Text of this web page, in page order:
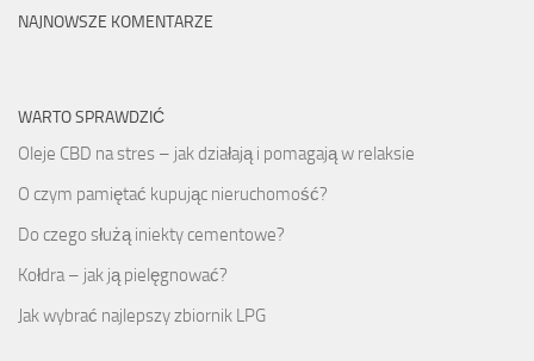
NAJNOWSZE KOMENTARZE
WARTO SPRAWDZIĆ
Oleje CBD na stres – jak działają i pomagają w relaksie
O czym pamiętać kupując nieruchomość?
Do czego służą iniekty cementowe?
Kołdra – jak ją pielęgnować?
Jak wybrać najlepszy zbiornik LPG